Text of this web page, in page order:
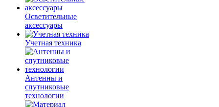
Осветительные
аксессуары
Учетная техника
Антенны и
спутниковые
технологии